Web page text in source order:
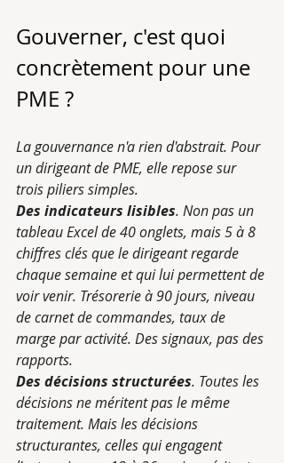
Gouverner, c'est quoi
concrètement pour une
PME ?
La gouvernance n'a rien d'abstrait. Pour
un dirigeant de PME, elle repose sur
trois piliers simples.
Des indicateurs lisibles. Non pas un
tableau Excel de 40 onglets, mais 5 à 8
chiffres clés que le dirigeant regarde
chaque semaine et qui lui permettent de
voir venir. Trésorerie à 90 jours, niveau
de carnet de commandes, taux de
marge par activité. Des signaux, pas des
rapports.
Des décisions structurées. Toutes les
décisions ne méritent pas le même
traitement. Mais les décisions
structurantes, celles qui engagent